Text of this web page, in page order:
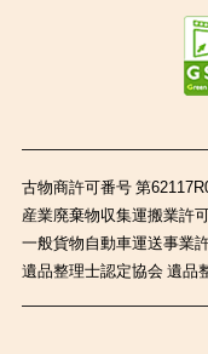
古物商許可番号 第
産業廃棄物収集運搬業許
一般貨物自動車運送事業
遺品整理士認定協会 遺品